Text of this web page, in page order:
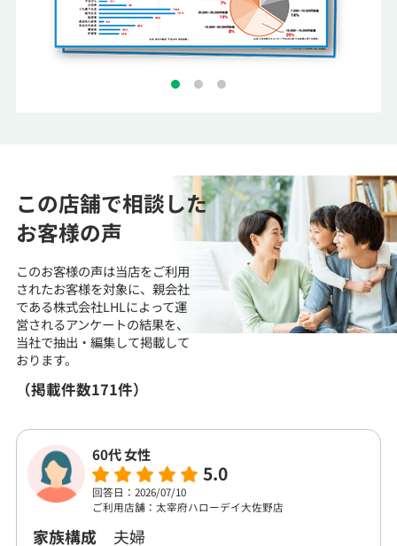
この店舗で相談した
お客様の声
このお客様の声は当店をご利用
されたお客様を対象に、 親会社
である株式会社LHLによって運
営されるアンケートの結果を、
当社で抽出・編集して掲載して
おります。
（掲載件数171件）
60代 女性
5.0
回答日：2026/07/10
ご利用店舗：太宰府ハローデイ大佐野店
家族構成
夫婦